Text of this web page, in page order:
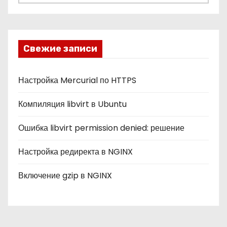
у
к
и
Свежие записи
Настройка Mercurial по HTTPS
Компиляция libvirt в Ubuntu
Ошибка libvirt permission denied: решение
Настройка редиректа в NGINX
Включение gzip в NGINX